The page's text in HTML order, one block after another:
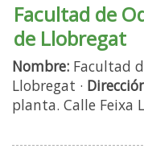
Facultad de
de Llobregat
Nombre: Facultad
Llobregat ·
planta. Calle Feixa